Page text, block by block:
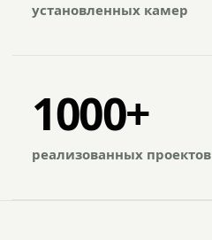
установленных камер
1000+
реализованных проектов